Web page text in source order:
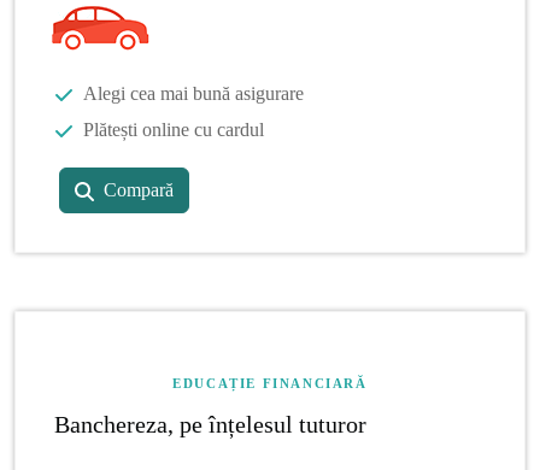
Alegi cea mai bună asigurare
Plătești online cu cardul
Compară
EDUCAȚIE FINANCIARĂ
Banchereza, pe înțelesul tuturor